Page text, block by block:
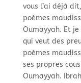
vous l’ai déjà
poèmes
Oumayyah. Et
qui veut des
poèmes
ses propres
Oumayyah.